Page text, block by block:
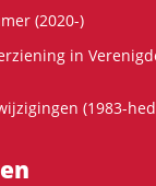
(2020-)
in
(1983-